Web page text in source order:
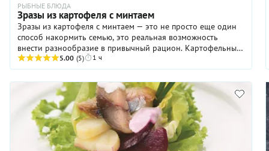
РЫБНЫЕ БЛЮДА
Зразы из картофеля с минтаем
Зразы из картофеля с минтаем — это не просто еще один
способ накормить семью, это реальная возможность
внести разнообразие в привычный рацион. Картофельные
зразы, рыбные котлеты, отварной картофель с рыбой — все
это вы точно уже готовили. И не раз. А вот картофельные
зразы с рыбой — не факт! Советуем попробовать это
необычное сочетание привычных продуктов: нежное
картофельное пюре скрывает сочную начинку из минтая,
вареного яйца и лука — это очень вкусно! Замечательный
рецепт для тех, кто любит экспериментировать, но не
хочет тратить много времени на сложные или
подозрительные эксперименты.
5.00 (5) 1 ч